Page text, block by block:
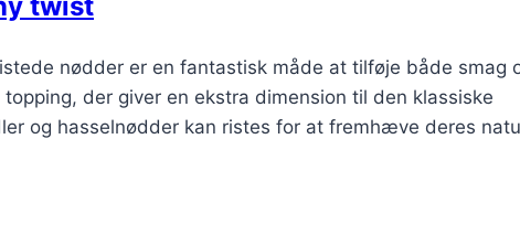
nødder er en fantastisk måde at tilføje både smag
der giver en ekstra dimension til den klassiske
og hasselnødder kan ristes for at fremhæve deres